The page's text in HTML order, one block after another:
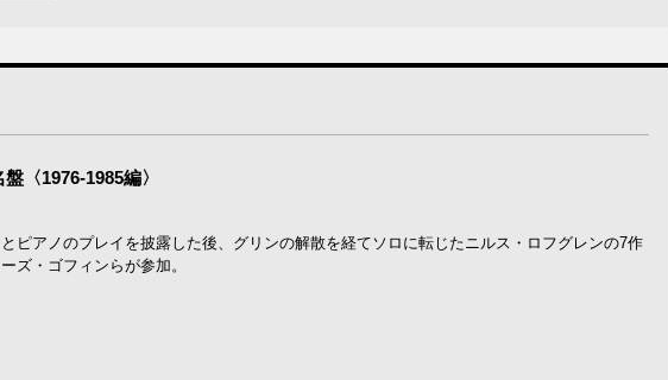
〈1976-1985編〉
ピアノのプレイを披露した後、グリンの解散を経てソロに転じたニルス・ロフグレンの7作
ズ・ゴフィンらが参加。